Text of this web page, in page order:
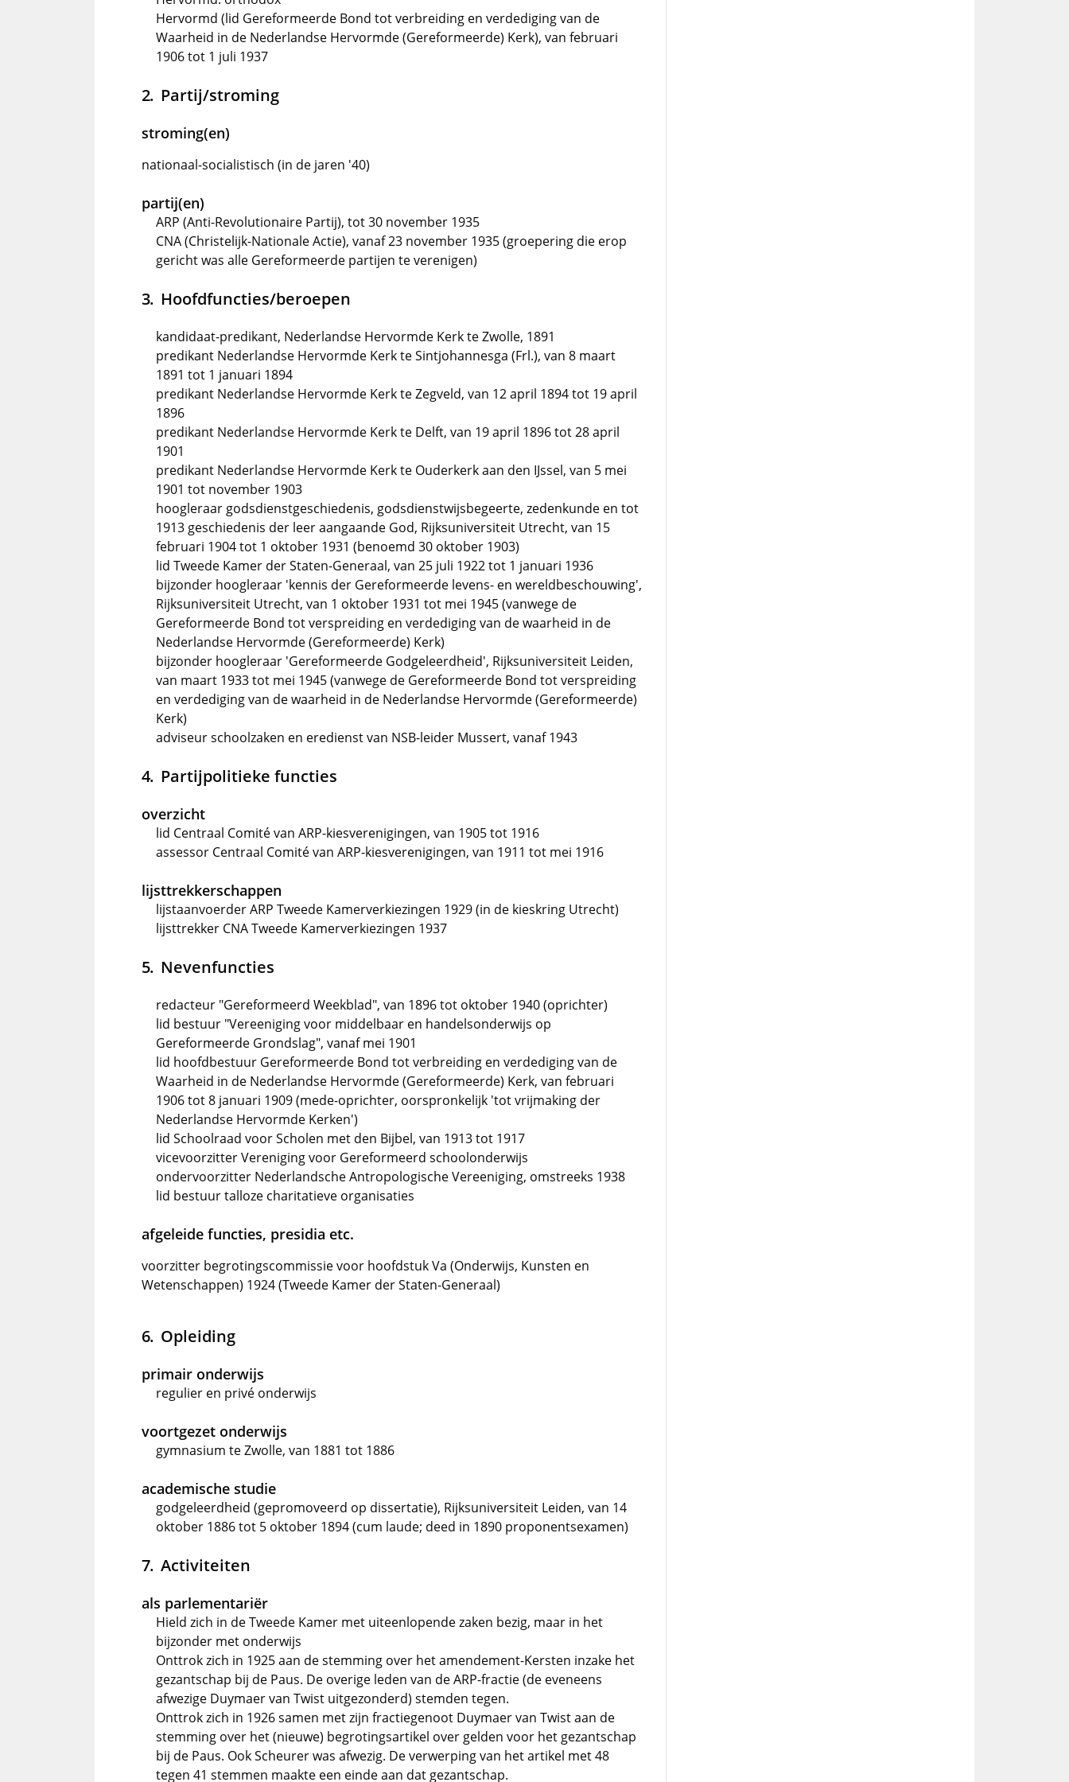
Hervormd (lid Gereformeerde Bond tot verbreiding en verdediging van de
Waarheid in de Nederlandse Hervormde (Gereformeerde) Kerk), van februari
1906 tot 1 juli 1937
Partij/stroming
stroming(en)
nationaal-socialistisch (in de jaren '40)
partij(en)
ARP (Anti-Revolutionaire Partij), tot 30 november 1935
CNA (Christelijk-Nationale Actie), vanaf 23 november 1935 (groepering die erop
gericht was alle Gereformeerde partijen te verenigen)
Hoofdfuncties/beroepen
kandidaat-predikant, Nederlandse Hervormde Kerk te Zwolle, 1891
predikant Nederlandse Hervormde Kerk te Sintjohannesga (Frl.), van 8 maart
1891 tot 1 januari 1894
predikant Nederlandse Hervormde Kerk te Zegveld, van 12 april 1894 tot 19 april
1896
predikant Nederlandse Hervormde Kerk te Delft, van 19 april 1896 tot 28 april
1901
predikant Nederlandse Hervormde Kerk te Ouderkerk aan den IJssel, van 5 mei
1901 tot november 1903
hoogleraar godsdienstgeschiedenis, godsdienstwijsbegeerte, zedenkunde en tot
1913 geschiedenis der leer aangaande God, Rijksuniversiteit Utrecht, van 15
februari 1904 tot 1 oktober 1931 (benoemd 30 oktober 1903)
lid Tweede Kamer der Staten-Generaal, van 25 juli 1922 tot 1 januari 1936
bijzonder hoogleraar 'kennis der Gereformeerde levens- en wereldbeschouwing',
Rijksuniversiteit Utrecht, van 1 oktober 1931 tot mei 1945 (vanwege de
Gereformeerde Bond tot verspreiding en verdediging van de waarheid in de
Nederlandse Hervormde (Gereformeerde) Kerk)
bijzonder hoogleraar 'Gereformeerde Godgeleerdheid', Rijksuniversiteit Leiden,
van maart 1933 tot mei 1945 (vanwege de Gereformeerde Bond tot verspreiding
en verdediging van de waarheid in de Nederlandse Hervormde (Gereformeerde)
Kerk)
adviseur schoolzaken en eredienst van NSB-leider Mussert, vanaf 1943
Partijpolitieke functies
overzicht
lid Centraal Comité van ARP-kiesverenigingen, van 1905 tot 1916
assessor Centraal Comité van ARP-kiesverenigingen, van 1911 tot mei 1916
lijsttrekkerschappen
lijstaanvoerder ARP Tweede Kamerverkiezingen 1929 (in de kieskring Utrecht)
lijsttrekker CNA Tweede Kamerverkiezingen 1937
Nevenfuncties
redacteur "Gereformeerd Weekblad", van 1896 tot oktober 1940 (oprichter)
lid bestuur "Vereeniging voor middelbaar en handelsonderwijs op
Gereformeerde Grondslag", vanaf mei 1901
lid hoofdbestuur Gereformeerde Bond tot verbreiding en verdediging van de
Waarheid in de Nederlandse Hervormde (Gereformeerde) Kerk, van februari
1906 tot 8 januari 1909 (mede-oprichter, oorspronkelijk 'tot vrijmaking der
Nederlandse Hervormde Kerken')
lid Schoolraad voor Scholen met den Bijbel, van 1913 tot 1917
vicevoorzitter Vereniging voor Gereformeerd schoolonderwijs
ondervoorzitter Nederlandsche Antropologische Vereeniging, omstreeks 1938
lid bestuur talloze charitatieve organisaties
afgeleide functies, presidia etc.
voorzitter begrotingscommissie voor hoofdstuk Va (Onderwijs, Kunsten en
Wetenschappen) 1924 (Tweede Kamer der Staten-Generaal)
Opleiding
primair onderwijs
regulier en privé onderwijs
voortgezet onderwijs
gymnasium te Zwolle, van 1881 tot 1886
academische studie
godgeleerdheid (gepromoveerd op dissertatie), Rijksuniversiteit Leiden, van 14
oktober 1886 tot 5 oktober 1894 (cum laude; deed in 1890 proponentsexamen)
Activiteiten
als parlementariër
Hield zich in de Tweede Kamer met uiteenlopende zaken bezig, maar in het
bijzonder met onderwijs
Onttrok zich in 1925 aan de stemming over het amendement-Kersten inzake het
gezantschap bij de Paus. De overige leden van de ARP-fractie (de eveneens
afwezige Duymaer van Twist uitgezonderd) stemden tegen.
Onttrok zich in 1926 samen met zijn fractiegenoot Duymaer van Twist aan de
stemming over het (nieuwe) begrotingsartikel over gelden voor het gezantschap
bij de Paus. Ook Scheurer was afwezig. De verwerping van het artikel met 48
tegen 41 stemmen maakte een einde aan dat gezantschap.